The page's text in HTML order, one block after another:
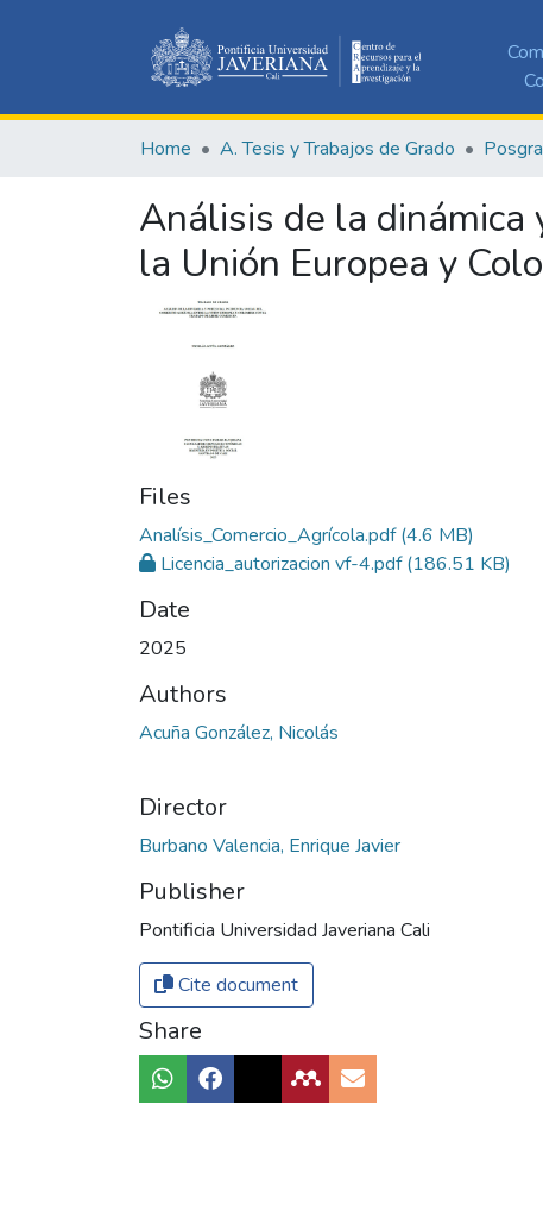
Home A. Tesis y Trabajos de Grado
Análisis de la dinámica
la Unión Europea y
Files
Analísis_Comercio_Agrícola.pdf(4.6 MB)
Licencia_autorizacion vf-4.pdf(186.51 KB)
Date
2025
Authors
Acuña González, Nicolás
Director
Burbano Valencia, Enrique Javier
Publisher
Pontificia Universidad Javeriana Cali
Cite document
Share